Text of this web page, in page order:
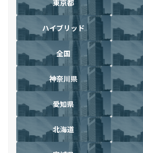
東京都
ハイブリッド
全国
神奈川県
愛知県
北海道